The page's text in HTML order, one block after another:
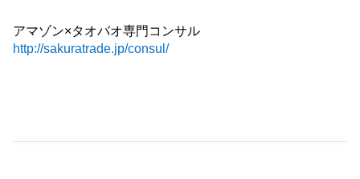
アマゾン×タオバオ専門コンサル
http://sakuratrade.jp/consul/